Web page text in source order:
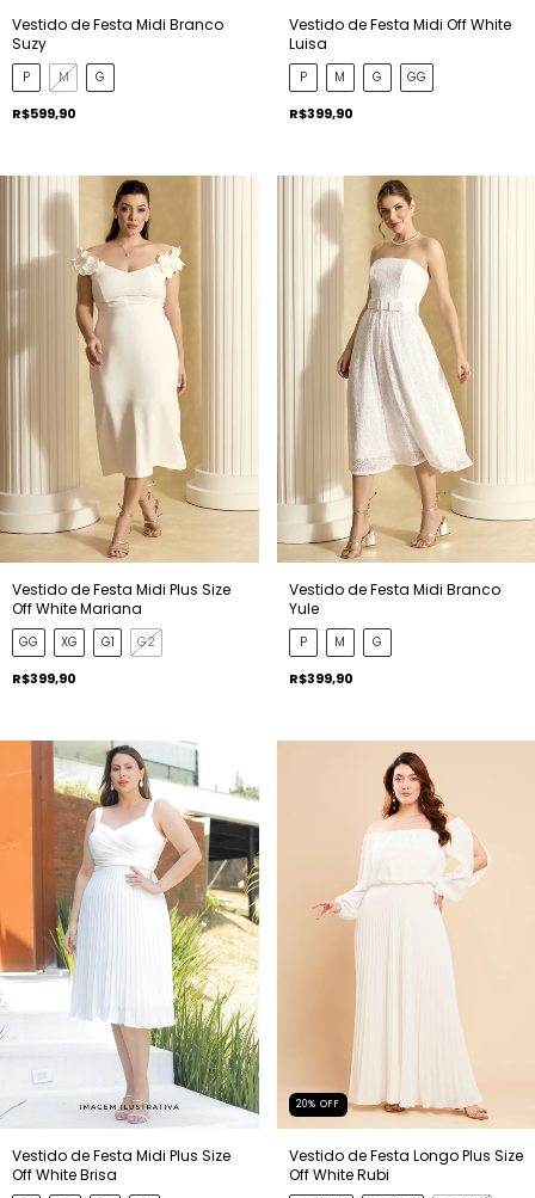
Vestido de Festa Midi Branco
Suzy
P M G
R$599,90
Vestido de Festa Midi Off White
Luisa
P M G GG
R$399,90
Vestido de Festa Midi Plus Size
Off White Mariana
GG XG G1 G2
R$399,90
Vestido de Festa Midi Branco
Yule
P M G
R$399,90
Vestido de Festa Midi Plus Size
Off White Brisa
20% OFF
Vestido de Festa Longo Plus Size
Off White Rubi